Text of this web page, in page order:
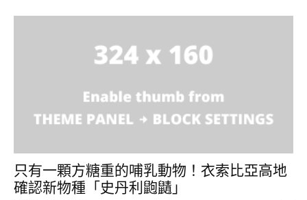
只有一顆方糖重的哺乳動物！衣索比亞高地
確認新物種「史丹利鼩鼱」